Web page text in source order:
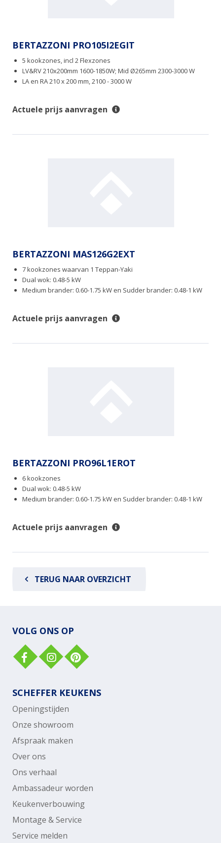
BERTAZZONI PRO105I2EGIT
5 kookzones, incl 2 Flexzones
LV&RV 210x200mm 1600-1850W; Mid Ø265mm 2300-3000 W
LA en RA 210 x 200 mm, 2100 - 3000 W
Actuele prijs aanvragen
BERTAZZONI MAS126G2EXT
7 kookzones waarvan 1 Teppan-Yaki
Dual wok: 0.48-5 kW
Medium brander: 0.60-1.75 kW en Sudder brander: 0.48-1 kW
Actuele prijs aanvragen
BERTAZZONI PRO96L1EROT
6 kookzones
Dual wok: 0.48-5 kW
Medium brander: 0.60-1.75 kW en Sudder brander: 0.48-1 kW
Actuele prijs aanvragen
TERUG NAAR OVERZICHT
VOLG ONS OP
SCHEFFER KEUKENS
Openingstijden
Onze showroom
Afspraak maken
Over ons
Ons verhaal
Ambassadeur worden
Keukenverbouwing
Montage & Service
Service melden